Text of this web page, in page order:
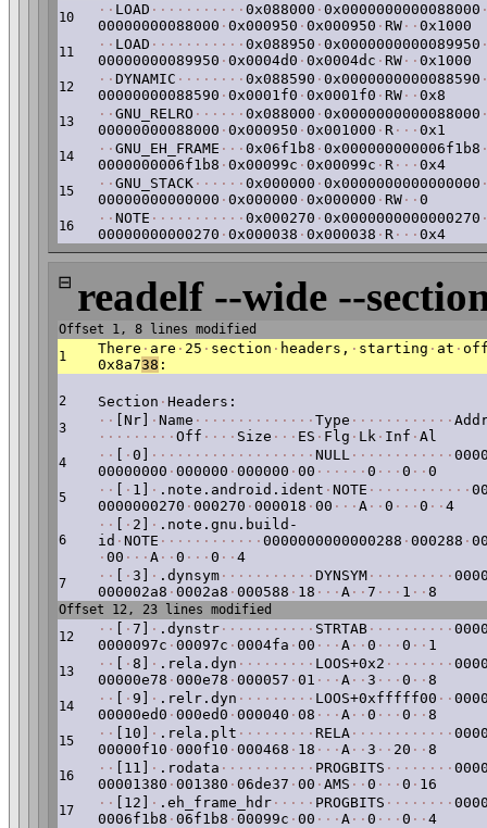
10 · · LOAD · · · · · · · · · · · 0x088000 · 0x0000000000088000
00000000088000 · 0x000950 · 0x000950 · RW · · 0x1000
11 · · LOAD · · · · · · · · · · · 0x088950 · 0x0000000000089950
00000000089950 · 0x0004d0 · 0x0004dc · RW · · 0x1000
12 · · DYNAMIC · · · · · · · · 0x088590 · 0x0000000000088590
00000000088590 · 0x0001f0 · 0x0001f0 · RW · · 0x8
13 · · GNU_RELRO · · · · · · 0x088000 · 0x0000000000088000
00000000088000 · 0x000950 · 0x001000 · R · · · 0x1
14 · · GNU_EH_FRAME · · · 0x06f1b8 · 0x000000000006f1b8
0000000006f1b8 · 0x00099c · 0x00099c · R · · · 0x4
15 · · GNU_STACK · · · · · · 0x000000 · 0x0000000000000000
00000000000000 · 0x000000 · 0x000000 · RW · · 0
16 · · NOTE · · · · · · · · · · · 0x000270 · 0x0000000000000270
00000000000270 · 0x000038 · 0x000038 · R · · · 0x4
⊟ readelf --wide --
Offset 1, 8 lines modified
1
There · are · 25 · section · headers, · starting · at ·
0x8a738 :
2 Section · Headers:
3 · · [Nr] · Name · · · · · · · · · · · · · · Type · · · · · · · · · · · ·
· · · · · · · · · Off · · · · Size · · · ES · Flg · Lk · Inf · Al
4 · · · 0] · · · · · · · · · · · · · · · · · · · NULL · · · · · · · · · · · ·
00000000 · 000000 · 000000 · 00 · · · · · · 0 · · · 0 · · 0
5 · · · 1] · .note.android.ident · NOTE · · · · · · · · · · · ·
0000000270 · 000270 · 000018 · 00 · · · A · · 0 · · · 0 · · 4
6
· · · 2] · .note.gnu.build-
id · NOTE · · · · · · · · · · · · 0000000000000288 · 000288 ·
· 00 · · · A · · 0 · · · 0 · · 4
7 · · · 3] · .dynsym · · · · · · · · · · · DYNSYM · · · · · · · · · ·
000002a8 · 0002a8 · 000588 · 18 · · · A · · 7 · · · 1 · · 8
Offset 12, 23 lines modified
12
· · · 7] · .dynstr · · · · · · · · · · · STRTAB · · · · · · · · · ·
0000097c · 00097c · 0004fa · 00 · · · A · · 0 · · · 0 · · 1
13 · · · 8] · .rela.dyn · · · · · · · · · LOOS+0x2 · · · · · · · ·
00000e78 · 000e78 · 000057 · 01 · · · A · · 3 · · · 0 · · 8
14 · · · 9] · .relr.dyn · · · · · · · · · LOOS+0xfffff00 · ·
00000ed0 · 000ed0 · 000040 · 08 · · · A · · 0 · · · 0 · · 8
15 · · [10] · .rela.plt · · · · · · · · · RELA · · · · · · · · · · · ·
00000f10 · 000f10 · 000468 · 18 · · · A · · 3 · · 20 · · 8
16 · · [11] · .rodata · · · · · · · · · · · PROGBITS · · · · · · · ·
00001380 · 001380 · 06de37 · 00 · AMS · · 0 · · · 0 · 16
17 · · [12] · .eh_frame_hdr · · · · · PROGBITS · · · · · · · ·
0006f1b8 · 06f1b8 · 00099c · 00 · · · A · · 0 · · · 0 · · 4